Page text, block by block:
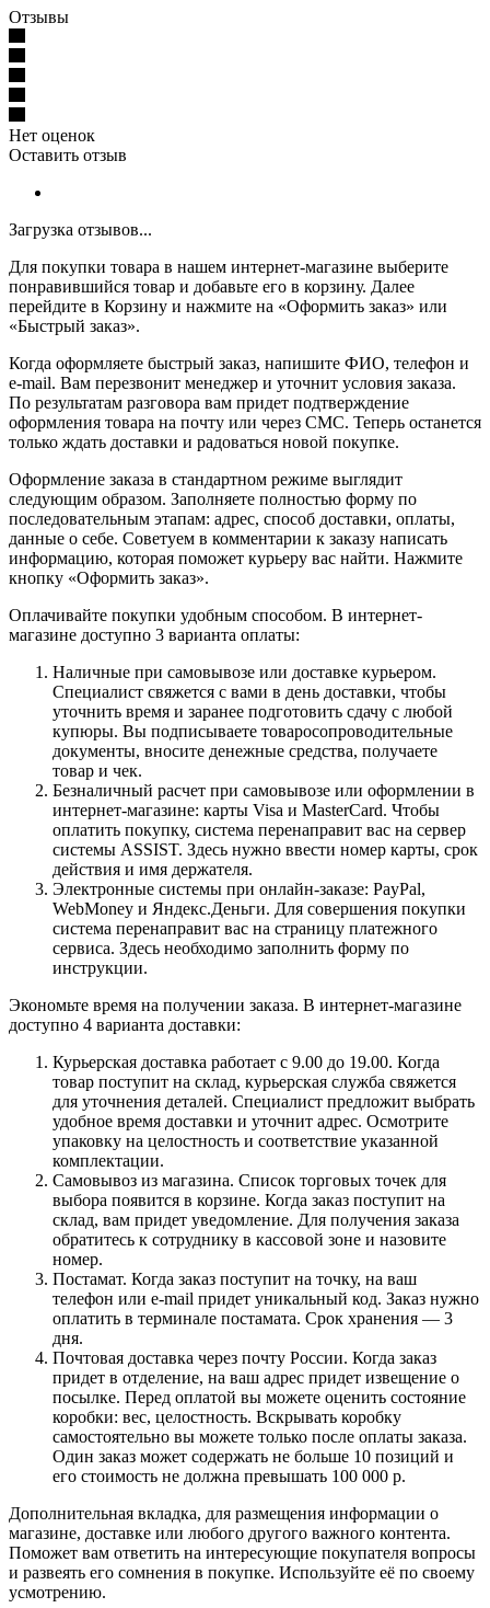
Отзывы
Нет оценок
Оставить отзыв
Загрузка отзывов...
Для покупки товара в нашем интернет-магазине выберите
понравившийся товар и добавьте его в корзину. Далее
перейдите в Корзину и нажмите на «Оформить заказ» или
«Быстрый заказ».
Когда оформляете быстрый заказ, напишите ФИО, телефон и
e-mail. Вам перезвонит менеджер и уточнит условия заказа.
По результатам разговора вам придет подтверждение
оформления товара на почту или через СМС. Теперь останется
только ждать доставки и радоваться новой покупке.
Оформление заказа в стандартном режиме выглядит
следующим образом. Заполняете полностью форму по
последовательным этапам: адрес, способ доставки, оплаты,
данные о себе. Советуем в комментарии к заказу написать
информацию, которая поможет курьеру вас найти. Нажмите
кнопку «Оформить заказ».
Оплачивайте покупки удобным способом. В интернет-
магазине доступно 3 варианта оплаты:
Наличные при самовывозе или доставке курьером.
Специалист свяжется с вами в день доставки, чтобы
уточнить время и заранее подготовить сдачу с любой
купюры. Вы подписываете товаросопроводительные
документы, вносите денежные средства, получаете
товар и чек.
Безналичный расчет при самовывозе или оформлении в
интернет-магазине: карты Visa и MasterCard. Чтобы
оплатить покупку, система перенаправит вас на сервер
системы ASSIST. Здесь нужно ввести номер карты, срок
действия и имя держателя.
Электронные системы при онлайн-заказе: PayPal,
WebMoney и Яндекс.Деньги. Для совершения покупки
система перенаправит вас на страницу платежного
сервиса. Здесь необходимо заполнить форму по
инструкции.
Экономьте время на получении заказа. В интернет-магазине
доступно 4 варианта доставки:
Курьерская доставка работает с 9.00 до 19.00. Когда
товар поступит на склад, курьерская служба свяжется
для уточнения деталей. Специалист предложит выбрать
удобное время доставки и уточнит адрес. Осмотрите
упаковку на целостность и соответствие указанной
комплектации.
Самовывоз из магазина. Список торговых точек для
выбора появится в корзине. Когда заказ поступит на
склад, вам придет уведомление. Для получения заказа
обратитесь к сотруднику в кассовой зоне и назовите
номер.
Постамат. Когда заказ поступит на точку, на ваш
телефон или e-mail придет уникальный код. Заказ нужно
оплатить в терминале постамата. Срок хранения — 3
дня.
Почтовая доставка через почту России. Когда заказ
придет в отделение, на ваш адрес придет извещение о
посылке. Перед оплатой вы можете оценить состояние
коробки: вес, целостность. Вскрывать коробку
самостоятельно вы можете только после оплаты заказа.
Один заказ может содержать не больше 10 позиций и
его стоимость не должна превышать 100 000 р.
Дополнительная вкладка, для размещения информации о
магазине, доставке или любого другого важного контента.
Поможет вам ответить на интересующие покупателя вопросы
и развеять его сомнения в покупке. Используйте её по своему
усмотрению.